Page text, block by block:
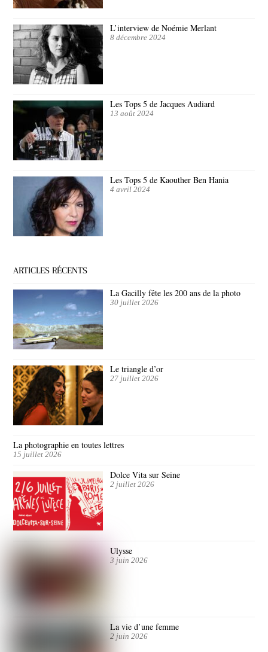
L’interview de Noémie Merlant
8 décembre 2024
Les Tops 5 de Jacques Audiard
13 août 2024
Les Tops 5 de Kaouther Ben Hania
4 avril 2024
ARTICLES RÉCENTS
La Gacilly fête les 200 ans de la photo
30 juillet 2026
Le triangle d’or
27 juillet 2026
La photographie en toutes lettres
15 juillet 2026
Dolce Vita sur Seine
2 juillet 2026
Ulysse
3 juin 2026
La vie d’une femme
2 juin 2026